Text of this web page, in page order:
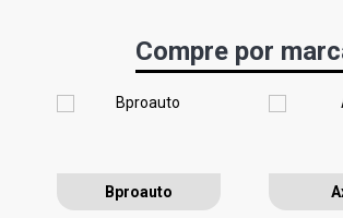
Compre por
Bproauto